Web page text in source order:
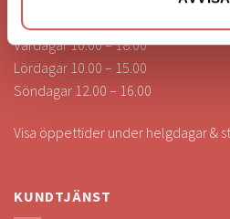
Vardagar 10.00 – 18.00
Lördagar 10.00 – 15.00
Söndagar 12.00 – 16.00
Visa öppettider under helgdagar &
KUNDTJÄNST